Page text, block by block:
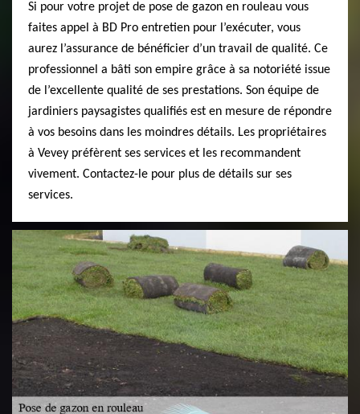
Si pour votre projet de pose de gazon en rouleau vous
faites appel à BD Pro entretien pour l’exécuter, vous
aurez l’assurance de bénéficier d’un travail de qualité. Ce
professionnel a bâti son empire grâce à sa notoriété issue
de l’excellente qualité de ses prestations. Son équipe de
jardiniers paysagistes qualifiés est en mesure de répondre
à vos besoins dans les moindres détails. Les propriétaires
à Vevey préfèrent ses services et les recommandent
vivement. Contactez-le pour plus de détails sur ses
services.